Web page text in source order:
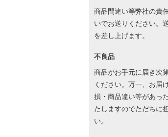
商品間違い等弊社の責
いでお送りください。
を差し上げます。
不良品
商品がお手元に届き次
ください。万一、お届
損・商品違い等があっ
たしますのでただちに
い。